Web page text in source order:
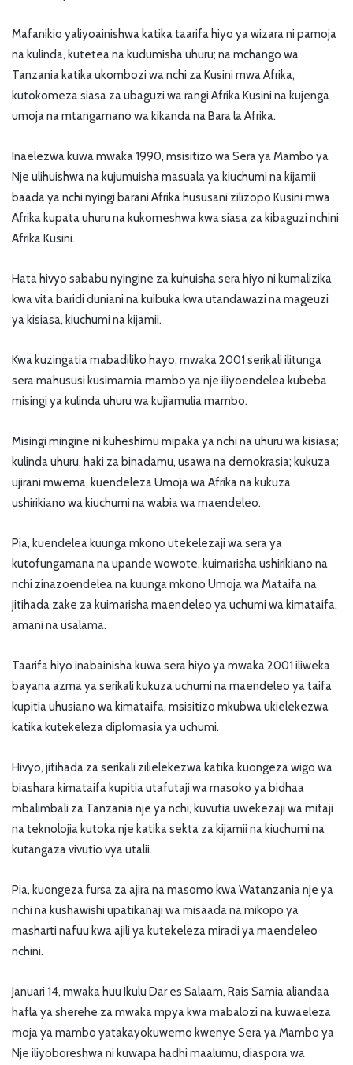
Mafanikio yaliyoainishwa katika taarifa hiyo ya wizara ni pamoja
na kulinda, kutetea na kudumisha uhuru; na mchango wa
Tanzania katika ukombozi wa nchi za Kusini mwa Afrika,
kutokomeza siasa za ubaguzi wa rangi Afrika Kusini na kujenga
umoja na mtangamano wa kikanda na Bara la Afrika.
Inaelezwa kuwa mwaka 1990, msisitizo wa Sera ya Mambo ya
Nje ulihuishwa na kujumuisha masuala ya kiuchumi na kijamii
baada ya nchi nyingi barani Afrika hususani zilizopo Kusini mwa
Afrika kupata uhuru na kukomeshwa kwa siasa za kibaguzi nchini
Afrika Kusini.
Hata hivyo sababu nyingine za kuhuisha sera hiyo ni kumalizika
kwa vita baridi duniani na kuibuka kwa utandawazi na mageuzi
ya kisiasa, kiuchumi na kijamii.
Kwa kuzingatia mabadiliko hayo, mwaka 2001 serikali ilitunga
sera mahususi kusimamia mambo ya nje iliyoendelea kubeba
misingi ya kulinda uhuru wa kujiamulia mambo.
Misingi mingine ni kuheshimu mipaka ya nchi na uhuru wa kisiasa;
kulinda uhuru, haki za binadamu, usawa na demokrasia; kukuza
ujirani mwema, kuendeleza Umoja wa Afrika na kukuza
ushirikiano wa kiuchumi na wabia wa maendeleo.
Pia, kuendelea kuunga mkono utekelezaji wa sera ya
kutofungamana na upande wowote, kuimarisha ushirikiano na
nchi zinazoendelea na kuunga mkono Umoja wa Mataifa na
jitihada zake za kuimarisha maendeleo ya uchumi wa kimataifa,
amani na usalama.
Taarifa hiyo inabainisha kuwa sera hiyo ya mwaka 2001 iliweka
bayana azma ya serikali kukuza uchumi na maendeleo ya taifa
kupitia uhusiano wa kimataifa, msisitizo mkubwa ukielekezwa
katika kutekeleza diplomasia ya uchumi.
Hivyo, jitihada za serikali zilielekezwa katika kuongeza wigo wa
biashara kimataifa kupitia utafutaji wa masoko ya bidhaa
mbalimbali za Tanzania nje ya nchi, kuvutia uwekezaji wa mitaji
na teknolojia kutoka nje katika sekta za kijamii na kiuchumi na
kutangaza vivutio vya utalii.
Pia, kuongeza fursa za ajira na masomo kwa Watanzania nje ya
nchi na kushawishi upatikanaji wa misaada na mikopo ya
masharti nafuu kwa ajili ya kutekeleza miradi ya maendeleo
nchini.
Januari 14, mwaka huu Ikulu Dar es Salaam, Rais Samia aliandaa
hafla ya sherehe za mwaka mpya kwa mabalozi na kuwaeleza
moja ya mambo yatakayokuwemo kwenye Sera ya Mambo ya
Nje iliyoboreshwa ni kuwapa hadhi maalumu, diaspora wa